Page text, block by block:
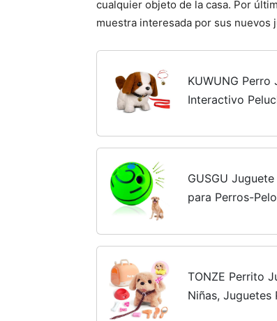
cualquier objeto de la casa. Por
muestra interesada por sus nuevos
KUWUNG Perro
Interactivo
Juguete
GUSGU
para Perros-
TONZE Perrito
Niñas, Juguetes